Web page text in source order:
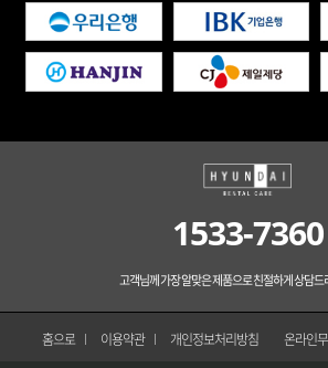
1533-7360
고객님께 가장 알맞은 제품으로 친절하게 상담
홈으로 이용약관 개인정보처리방침 온라인